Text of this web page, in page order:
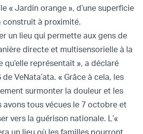
« Jardin orange », d’une superficie
construit à proximité.
un lieu qui permette aux gens de
directe et multisensorielle à la
qu’elle représentait », a déclaré
VeNata’ata. « Grâce à cela, les
surmonter la douleur et les
tous vécues le 7 octobre et
vers la guérison nationale. L’«